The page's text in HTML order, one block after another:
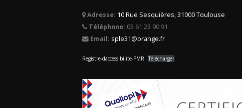
Adresse: 10 Rue Sesquières, 31000 Toulouse
Téléphone: 05 61 23 90 91
Email: sple31@orange.fr
Registre-daccessibilite-PMR Télécharger